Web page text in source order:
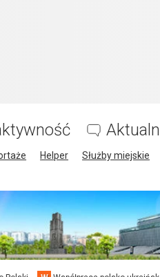
Helper Służby miejskie